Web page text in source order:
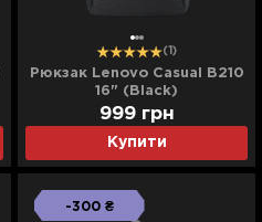
(1)
Рюкзак Lenovo Casual B210
16" (Black)
Купити
999 грн
-300 ₴